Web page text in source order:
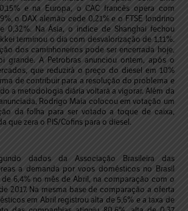
e na Europa, o CAC francês opera com
o DAX alemão cede 0,21% e o FTSE londrino
0,32%. Na Ásia, o índice de Shanghai fechou
terminou o dia com desvalorização de 1,11%.
dos caminhoneiros pode ser encerrada hoje,
grande. A Petrobras anunciou ontem, após o
que reduzirá o preço do diesel em 10%
de contribuir para a resolução do problema e
a metodologia diária voltará a vigorar. Além da
Rodrigo Maia colocou em votação um
da folha para ser votado a toque de caixa,
que zera o PIS/Cofins para o diesel.
dados da Associação Brasileira das
a demanda por voos domésticos no Brasil
de 6,4% no mês de Abril, na comparação com o
2017. Na mesma base de comparação a oferta
em Abril registrou alta de 5,6% e a taxa de